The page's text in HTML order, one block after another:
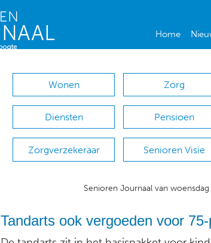
Home
Wonen Zorg
Diensten Pensioen
Zorgverzekeraar Senioren Visie
Senioren Journaal van
Tandarts ook vergoeden voor